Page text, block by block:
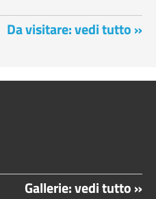
Da visitare: vedi tutto »
Gallerie: vedi tutto »